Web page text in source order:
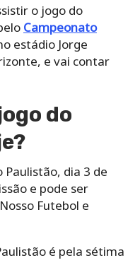
o jogo do
Campeonato
estádio Jorge
e vai contar
do
dia 3 de
e pode ser
Futebol e
é pela sétima